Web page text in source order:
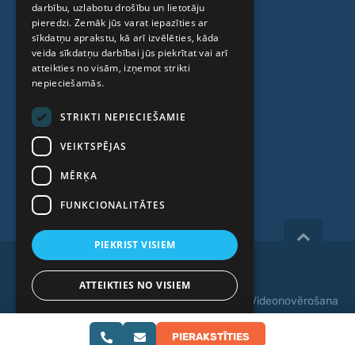
PIERAKSTĪTIES
PAR MUMS
Kas mēs esam
Cenas
Kontakti
Raksti
Copyright 2026, iVF Riga.
Privātuma politika | Noteikumi un nosacījumi Videonovērošana
LITHUANIAN
NORWEGIAN
darbību, uzlabotu drošību un lietotāju
pieredzi. Zemāk jūs varat iepazīties ar
sīkdatņu aprakstu, kā arī izvēlēties, kāda
veida sīkdatņu darbībai jūs piekrītat vai arī
atteikties no visām, izņemot strikti
nepieciešamās.
STRIKTI NEPIECIEŠAMIE
VEIKTSPĒJAS
MĒRĶA
FUNKCIONALITĀTES
PIEKRIST VISIEM
ATTEIKTIES NO VISIEM
RĀDĪT DETAĻAS